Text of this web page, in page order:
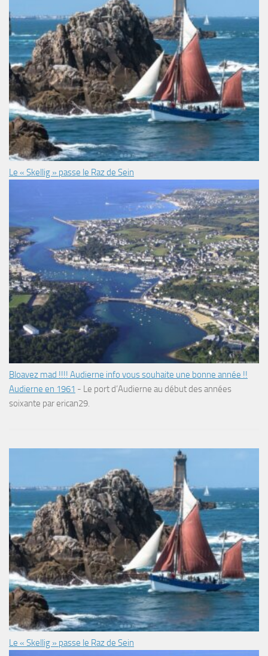
Le « Skellig » passe le Raz de Sein
Bloavez mad !!!! Audierne info vous souhaite une bonne année !!
Audierne en 1961 - Le port d’Audierne au début des années
soixante par erican29.
Le « Skellig » passe le Raz de Sein